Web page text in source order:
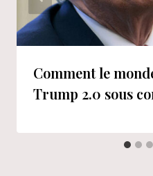
Comment le
Trump 2.0 sous